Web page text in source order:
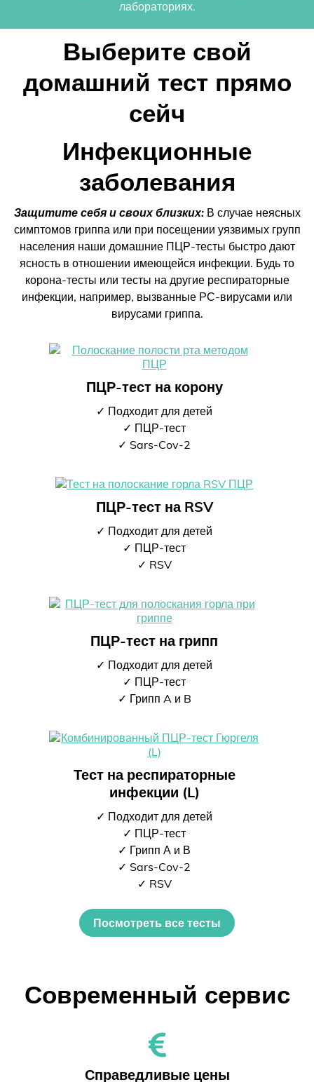
лабораториях.
Выберите свой
домашний тест прямо
сейч
Инфекционные
заболевания
Защитите себя и своих близких:В случае неясных
симптомов гриппа или при посещении уязвимых групп
населения наши домашние ПЦР-тесты быстро дают
ясность в отношении имеющейся инфекции. Будь то
корона-тесты или тесты на другие респираторные
инфекции, например, вызванные РС-вирусами или
вирусами гриппа.
ПЦР-тест на корону
✓ Подходит для детей
✓ ПЦР-тест
✓ Sars-Cov-2
ПЦР-тест на RSV
✓ Подходит для детей
✓ ПЦР-тест
✓ RSV
ПЦР-тест на грипп
✓ Подходит для детей
✓ ПЦР-тест
✓ Грипп A и B
Тест на респираторные
инфекции (L)
✓ Подходит для детей
✓ ПЦР-тест
✓ Грипп А и В
✓ Sars-Cov-2
✓ RSV
Посмотреть все тесты
Современный сервис
Справедливые цены